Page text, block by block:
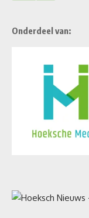
Onderdeel van: